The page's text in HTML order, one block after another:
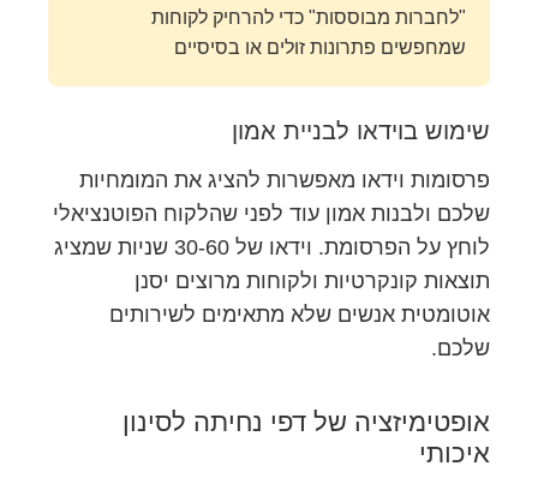
"לחברות מבוססות" כדי להרחיק לקוחות
שמחפשים פתרונות זולים או בסיסיים
שימוש בוידאו לבניית אמון
פרסומות וידאו מאפשרות להציג את המומחיות
שלכם ולבנות אמון עוד לפני שהלקוח הפוטנציאלי
לוחץ על הפרסומת. וידאו של 30-60 שניות שמציג
תוצאות קונקרטיות ולקוחות מרוצים יסנן
אוטומטית אנשים שלא מתאימים לשירותים
שלכם.
אופטימיזציה של דפי נחיתה לסינון
איכותי